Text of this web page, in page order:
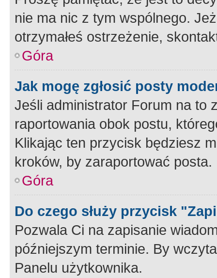
nie ma nic z tym wspólnego.
otrzymałeś ostrzeżenie,
Góra
Jak mogę zgłosić posty
Jeśli administrator Forum na to
raportowania obok postu,
Klikając ten przycisk będziesz
kroków, by zaraportować posta.
Góra
Do czego służy przycisk
Pozwala Ci na zapisanie
późniejszym terminie. By
Panelu użytkownika.